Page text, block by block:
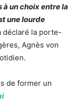
un choix entre la
une lourde
déclaré la porte-
Agnès von
de former un